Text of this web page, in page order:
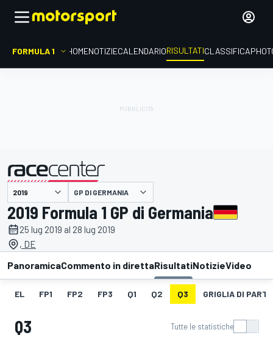
FORMULA 1 HOMENOTIZIECALENDARIORISULTATICLASSIFICA
presentato da GP DI GERMANIA
2019 Formula 1 GP di Germania
25 lug 2019 al 28 lug 2019
, DE
PanoramicaCommento in direttaRisultatiNotizieVideo
EL FP1 FP2 FP3 Q1 Q2 Q3 GRIGLIA DI
Q3 Tutte le statistiche